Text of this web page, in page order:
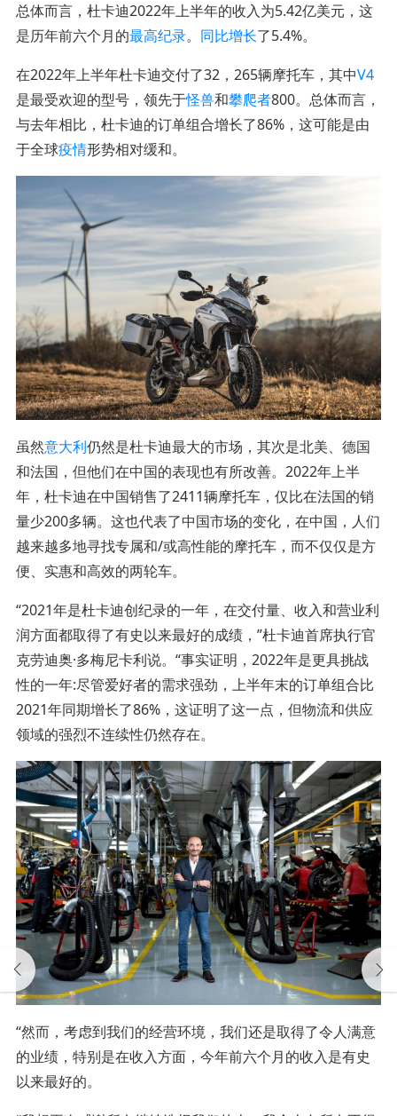
总体而言，杜卡迪2022年上半年的收入为5.42亿美元，这
是历年前六个月的最高纪录。 同比增长了5.4%。
在2022年上半年杜卡迪交付了32，265辆摩托车，其中V4
是最受欢迎的型号，领先于怪兽和攀爬者800。总体而言，
与去年相比，杜卡迪的订单组合增长了86%，这可能是由
于全球疫情形势相对缓和。
虽然意大利仍然是杜卡迪最大的市场，其次是北美、德国
和法国，但他们在中国的表现也有所改善。2022年上半
年，杜卡迪在中国销售了2411辆摩托车，仅比在法国的销
量少200多辆。这也代表了中国市场的变化，在中国，人们
越来越多地寻找专属和/或高性能的摩托车，而不仅仅是方
便、实惠和高效的两轮车。
“2021年是杜卡迪创纪录的一年，在交付量、收入和营业利
润方面都取得了有史以来最好的成绩，”杜卡迪首席执行官
克劳迪奥·多梅尼卡利说。“事实证明，2022年是更具挑战
性的一年:尽管爱好者的需求强劲，上半年末的订单组合比
2021年同期增长了86%，这证明了这一点，但物流和供应
领域的强烈不连续性仍然存在。
“然而，考虑到我们的经营环境，我们还是取得了令人满意
的业绩，特别是在收入方面，今年前六个月的收入是有史
以来最好的。